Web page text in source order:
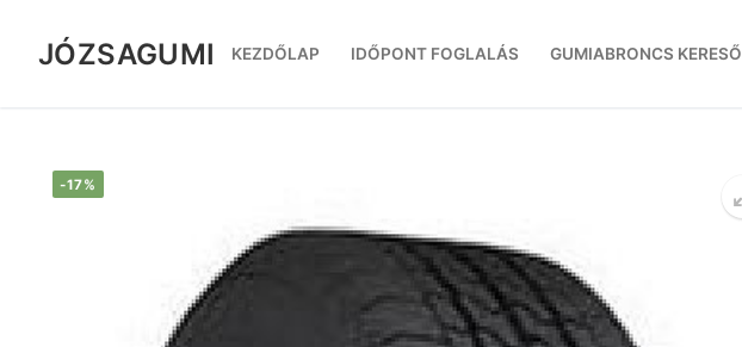
tartalomra
JÓZSAGUMI KEZDŐLAP IDŐPONT FOGLALÁS GUMIABRONCS KERESŐ
-17%